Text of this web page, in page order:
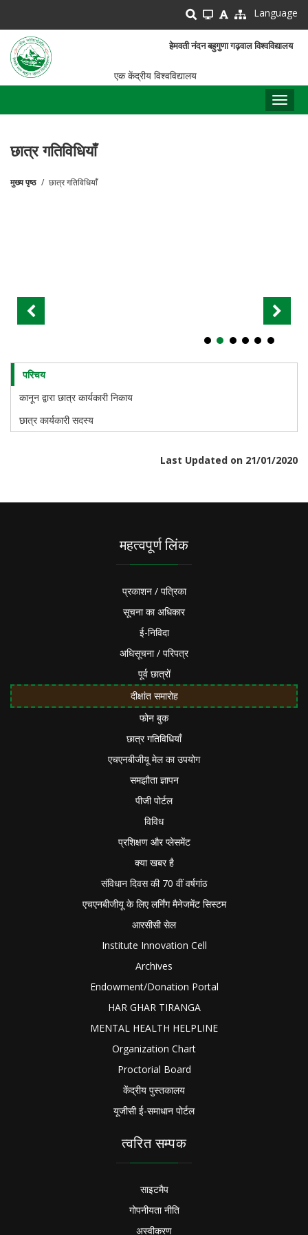
main
content
Language
हेमवती नंदन बहुगुणा गढ़वाल विश्वविद्यालय
एक केंद्रीय विश्वविद्यालय
छात्र गतिविधियाँ
मुख्य पृष्ठ छात्र गतिविधियाँ
Student
परिचय
कानून द्वारा छात्र कार्यकारी निकाय
छात्र कार्यकारी सदस्य
Last Updated on 21/01/2020
महत्वपूर्ण लिंक
प्रकाशन / पत्रिका
सूचना का अधिकार
ई-निविदा
अधिसूचना / परिपत्र
पूर्व छात्रों
दीक्षांत समारोह
फोन बुक
छात्र गतिविधियाँ
एचएनबीजीयू मेल का उपयोग
समझौता ज्ञापन
पीजी पोर्टल
विविध
प्रशिक्षण और प्लेसमेंट
क्या खबर है
संविधान दिवस की 70 वीं वर्षगांठ
एचएनबीजीयू के लिए लर्निंग मैनेजमेंट सिस्टम
आरसीसी सेल
Institute Innovation Cell
Archives
Endowment/Donation Portal
HAR GHAR TIRANGA
MENTAL HEALTH HELPLINE
Organization Chart
Proctorial Board
केंद्रीय पुस्तकालय
यूजीसी ई-समाधान पोर्टल
त्वरित सम्पक
साइटमैप
गोपनीयता नीति
अस्वीकरण